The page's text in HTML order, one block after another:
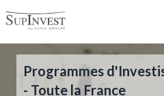
Programmes
- Toute la France